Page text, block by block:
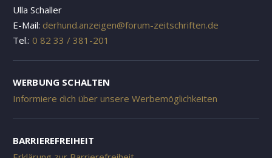
Ulla Schaller
E-Mail: derhund.anzeigen@forum-zeitschriften.de
Tel.: 0 82 33 / 381-201
WERBUNG SCHALTEN
Informiere dich über unsere Werbemöglichkeiten
BARRIEREFREIHEIT